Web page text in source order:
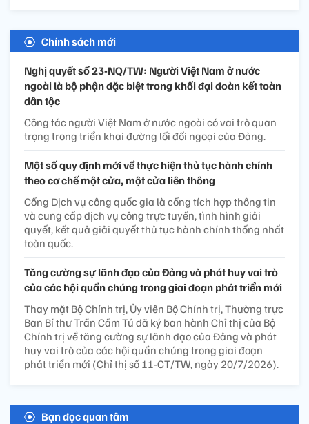
Chính sách mới
Nghị quyết số 23-NQ/TW: Người Việt Nam ở nước
ngoài là bộ phận đặc biệt trong khối đại đoàn kết toàn
dân tộc
Công tác người Việt Nam ở nước ngoài có vai trò quan
trọng trong triển khai đường lối đối ngoại của Đảng.
Một số quy định mới về thực hiện thủ tục hành chính
theo cơ chế một cửa, một cửa liên thông
Cổng Dịch vụ công quốc gia là cổng tích hợp thông tin
và cung cấp dịch vụ công trực tuyến, tình hình giải
quyết, kết quả giải quyết thủ tục hành chính thống nhất
toàn quốc.
Tăng cường sự lãnh đạo của Đảng và phát huy vai trò
của các hội quần chúng trong giai đoạn phát triển mới
Thay mặt Bộ Chính trị, Ủy viên Bộ Chính trị, Thường trực
Ban Bí thư Trần Cẩm Tú đã ký ban hành Chỉ thị của Bộ
Chính trị về tăng cường sự lãnh đạo của Đảng và phát
huy vai trò của các hội quần chúng trong giai đoạn
phát triển mới (Chỉ thị số 11-CT/TW, ngày 20/7/2026).
Bạn đọc quan tâm